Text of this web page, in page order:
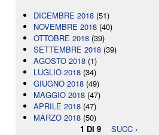
DICEMBRE 2018 (51)
NOVEMBRE 2018 (40)
OTTOBRE 2018 (39)
SETTEMBRE 2018 (39)
AGOSTO 2018 (1)
LUGLIO 2018 (34)
GIUGNO 2018 (49)
MAGGIO 2018 (47)
APRILE 2018 (47)
MARZO 2018 (50)
1 DI 9
SUCC ›